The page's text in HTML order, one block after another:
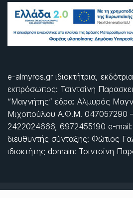
e-almyros.gr ιδιοκτήτρια,
εκπρόσωπος: Τσιντσίνη
“Μαγνήτης” έδρα: Αλμυρός
Μιχοπούλου Α.Φ.Μ. 047057290
2422024666, 6972455190 e-
διευθυντής σύνταξης: Φώτιος
ιδιοκτήτης domain: Τσιντσίνη